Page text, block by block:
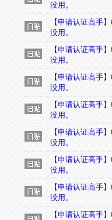
没用。
【申请认证高手
没用。
【申请认证高手
没用。
【申请认证高手
没用。
【申请认证高手
没用。
【申请认证高手
没用。
【申请认证高手
没用。
【申请认证高手
没用。
【申请认证高手